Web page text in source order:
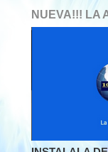
NUEVA!!! LA